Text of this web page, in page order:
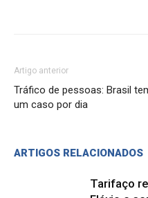
Artigo anterior
Tráfico de pessoas: Brasil
um caso por dia
ARTIGOS RELACIONADOS
Tarifaço